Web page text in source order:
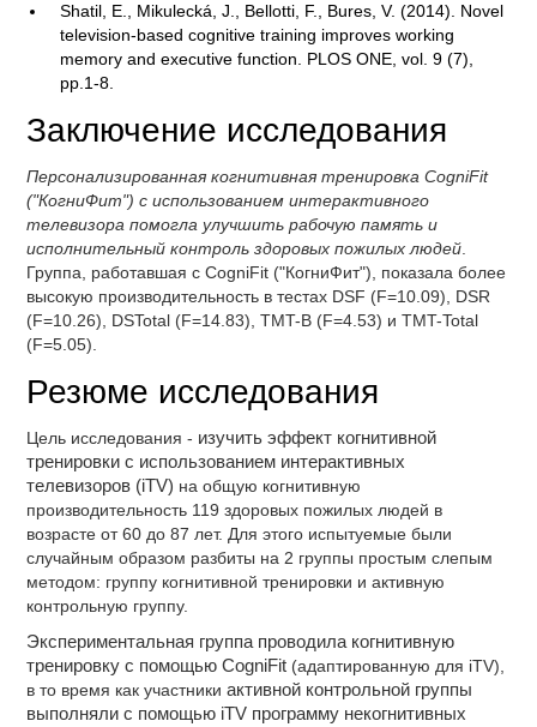
Shatil, E., Mikulecká, J., Bellotti, F., Bures, V. (2014). Novel
television-based cognitive training improves working
memory and executive function. PLOS ONE, vol. 9 (7),
pp.1-8.
Заключение исследования
Персонализированная когнитивная тренировка CogniFit
("КогниФит") с использованием интерактивного
телевизора помогла улучшить рабочую память и
исполнительный контроль здоровых пожилых людей
Группа, работавшая с CogniFit ("КогниФит"), показала более
высокую производительность в тестах DSF (F=10.09), DSR
(F=10.26), DSTotal (F=14.83), TMT-B (F=4.53) и TMT-Total
(F=5.05).
Резюме исследования
Цель исследования - изучить эффект когнитивной
тренировки с использованием интерактивных
телевизоров (iTV) на общую когнитивную
производительность 119 здоровых пожилых людей в
возрасте от 60 до 87 лет. Для этого испытуемые были
случайным образом разбиты на 2 группы простым слепым
методом: группу когнитивной тренировки и активную
контрольную группу.
Экспериментальная группа проводила когнитивную
тренировку с помощью CogniFit (адаптированную для iTV),
в то время как участникиактивной контрольной группы
выполняли с помощью iTV программу некогнитивных